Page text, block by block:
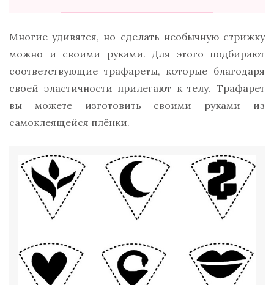
Многие удивятся, но сделать необычную стрижку
можно и своими руками. Для этого подбирают
соответствующие трафареты, которые благодаря
своей эластичности прилегают к телу. Трафарет
вы можете изготовить своими руками из
самоклеящейся плёнки.